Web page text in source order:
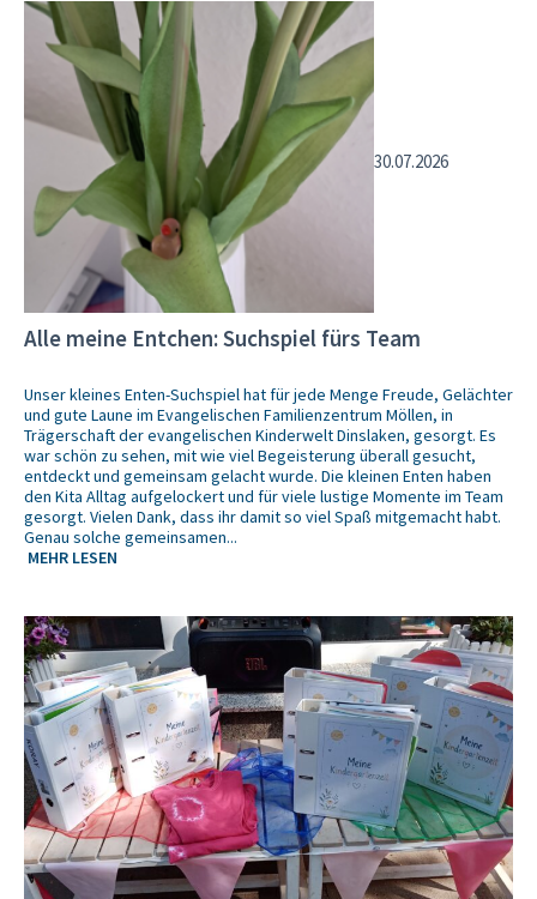
30.07.2026
Alle meine Entchen: Suchspiel fürs Team
Unser kleines Enten-Suchspiel hat für jede Menge Freude, Gelächter
und gute Laune im Evangelischen Familienzentrum Möllen, in
Trägerschaft der evangelischen Kinderwelt Dinslaken, gesorgt. Es
war schön zu sehen, mit wie viel Begeisterung überall gesucht,
entdeckt und gemeinsam gelacht wurde. Die kleinen Enten haben
den Kita Alltag aufgelockert und für viele lustige Momente im Team
gesorgt. Vielen Dank, dass ihr damit so viel Spaß mitgemacht habt.
Genau solche gemeinsamen...
MEHR LESEN